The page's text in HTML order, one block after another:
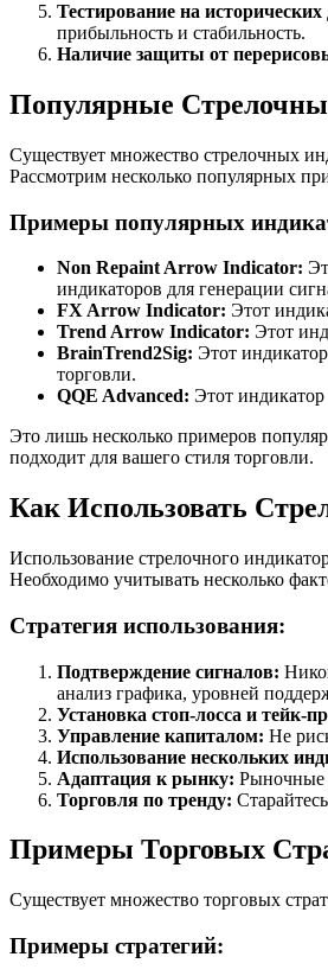
Тестирование на
прибыльность и стабильность.
Наличие защиты от
Популярные
Существует множество стрелочных
Рассмотрим несколько популярных
Примеры популярных
Non Repaint Arrow Indicator:
индикаторов для генерации
FX Arrow Indicator: Этот
Trend Arrow Indicator: Этот
BrainTrend2Sig: Этот
торговли.
QQE Advanced: Этот индикатор
Это лишь несколько примеров
подходит для вашего стиля торговли.
Как Использовать
Использование стрелочного
Необходимо учитывать несколько
Стратегия использования:
Подтверждение сигналов:
анализ графика, уровней
Установка стоп-лосса и тейк-
Управление капиталом: Не
Использование нескольких
Адаптация к рынку: Рыночные
Торговля по тренду:
Примеры Торговых
Существует множество торговых
Примеры стратегий: